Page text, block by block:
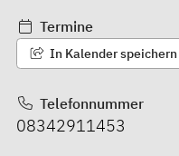
Termine
In Kalender
Telefonnummer
08342911453